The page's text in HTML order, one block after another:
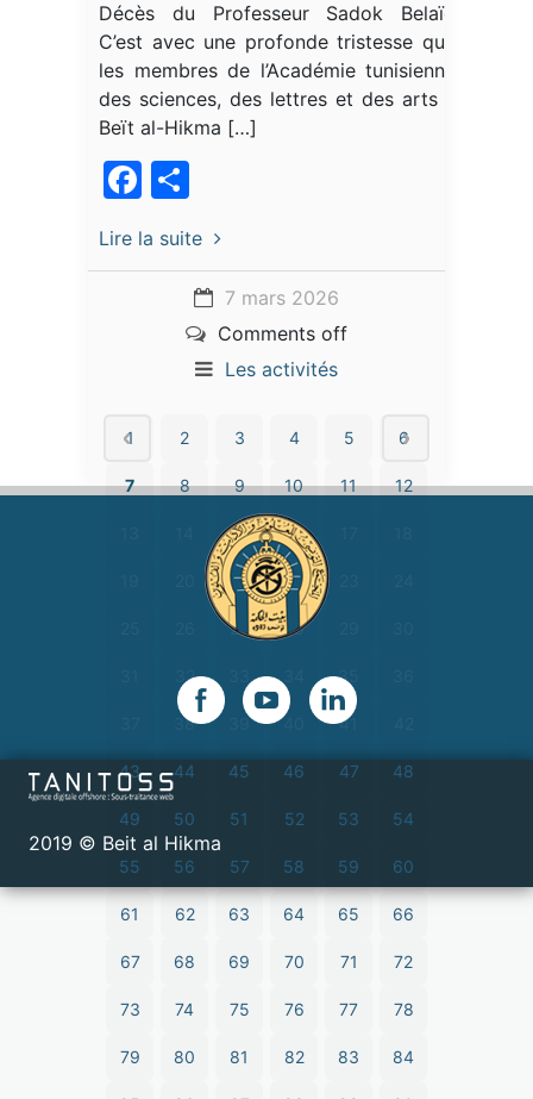
Décès du Professeur Sadok Belaïd
C’est avec une profonde tristesse que
les membres de l’Académie tunisienne
des sciences, des lettres et des arts –
Beït al-Hikma […]
Facebook
Lire la suite
7 mars 2026
Comments off
Les activités
1 2 3 4 5 6
7 8 9 10 11 12
15 16
21 22
27 28
32 35
38 39 40 41
43 44 45 46 47 48
49 50 51 52 53 54
55 56 57 58 59 60
61 62 63 64 65 66
67 68 69 70 71 72
73 74 75 76 77 78
79 80 81 82 83 84
2019 © Beit al Hikma